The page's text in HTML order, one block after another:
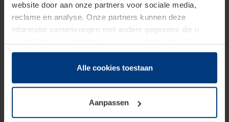
website door aan onze partners voor sociale media,
reclame en analyse. Onze partners kunnen deze
informatie samenvoegen met andere gegevens die u
hun diensten hebben verzameld.
Juridisch hebben wij het recht om cookies op uw
van deze pagina's absoluut vereist is. Voor alle andere
soorten cookies is uw toestemming benodigd. Uw
toestemming kunt u op elk moment bij de uitleg van de
Alle cookies toestaan
Aanpassen